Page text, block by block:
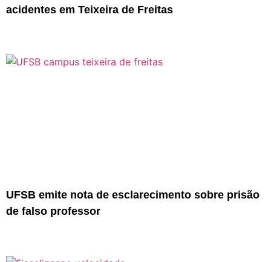
acidentes em Teixeira de Freitas
UFSB emite nota de esclarecimento sobre prisão
de falso professor